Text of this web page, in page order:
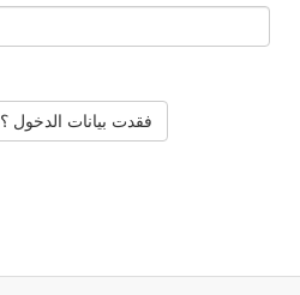
فقدت بيانات الدخول ؟